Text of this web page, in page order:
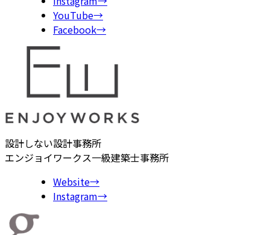
YouTube→
Facebook→
設計しない設計事務所
エンジョイワークス一級建築士事務所
Website→
Instagram→